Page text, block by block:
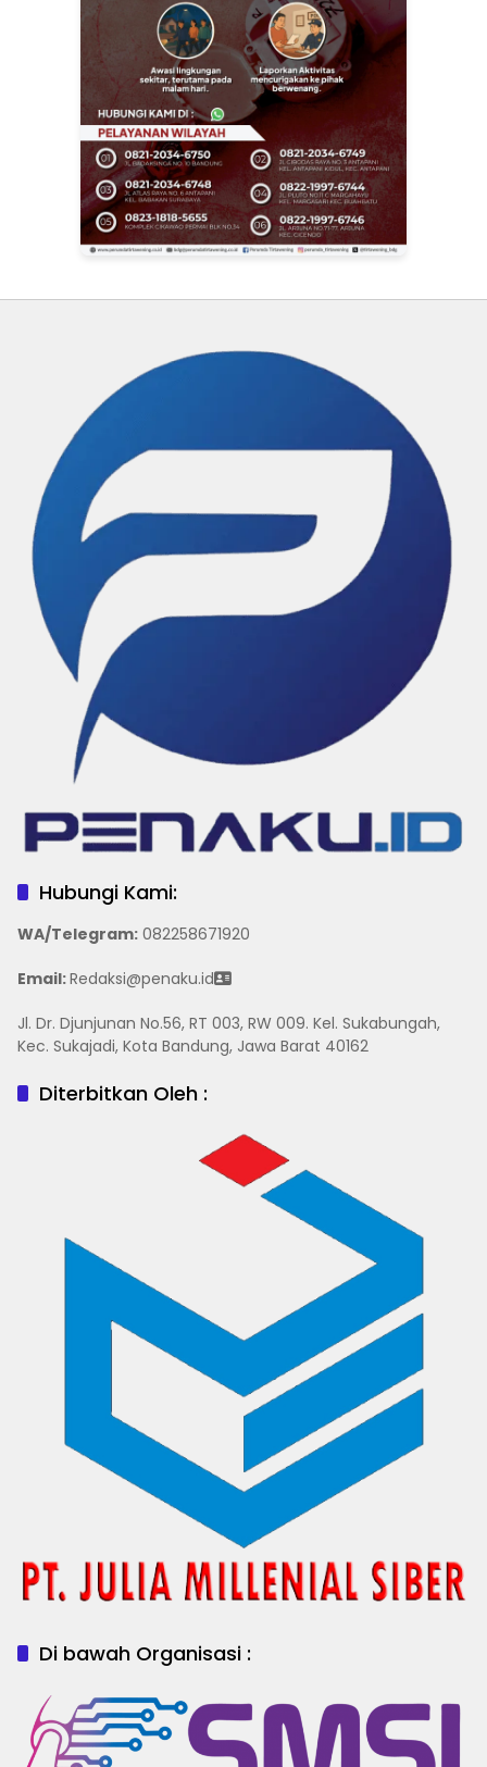
Hubungi Kami:
WA/Telegram: 082258671920
Email:Redaksi@penaku.id
Jl. Dr. Djunjunan No.56, RT 003, RW 009. Kel. Sukabungah,
Kec. Sukajadi, Kota Bandung, Jawa Barat 40162
Diterbitkan Oleh :
Di bawah Organisasi :